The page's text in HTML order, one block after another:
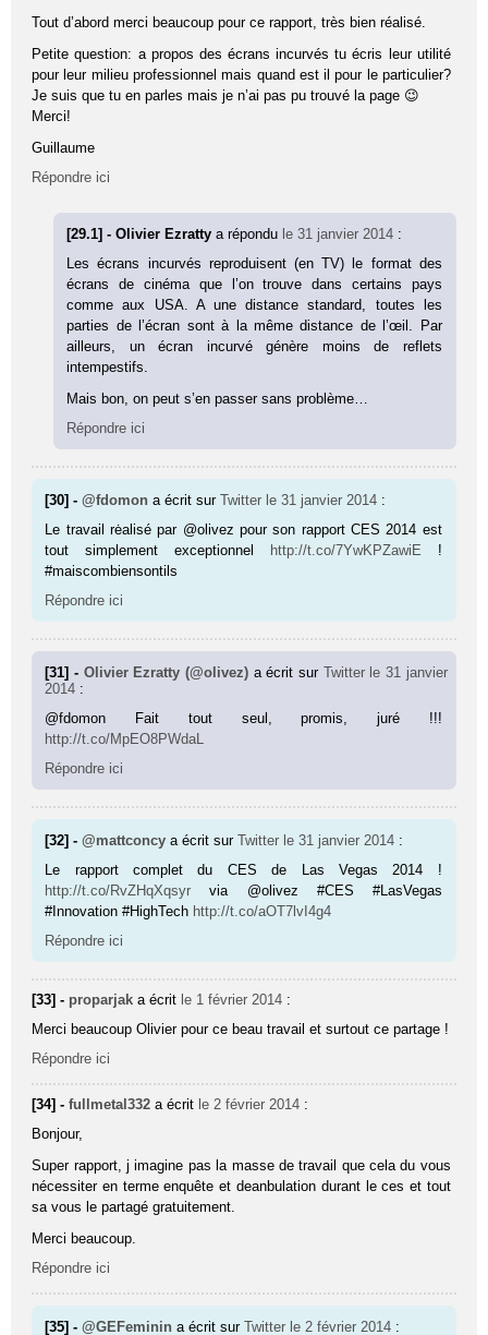
Tout d’abord merci beaucoup pour ce rapport, très bien réalisé.
Petite question: a propos des écrans incurvés tu écris leur utilité
pour leur milieu professionnel mais quand est il pour le particulier?
Je suis que tu en parles mais je n’ai pas pu trouvé la page 😉
Merci!
Guillaume
Répondre ici
[29.1] - Olivier Ezrattya répondu le 31 janvier 2014 :
Les écrans incurvés reproduisent (en TV) le format des
écrans de cinéma que l’on trouve dans certains pays
comme aux USA. A une distance standard, toutes les
parties de l’écran sont à la même distance de l’œil. Par
ailleurs, un écran incurvé génère moins de reflets
intempestifs.
Mais bon, on peut s’en passer sans problème…
Répondre ici
[30] -@fdomon a écrit surTwitter le 31 janvier 2014 :
Le travail rėalisé par @olivez pour son rapport CES 2014 est
tout simplement exceptionnel http://t.co/7YwKPZawiE !
#maiscombiensontils
Répondre ici
[31] - Olivier Ezratty (@olivez) a écrit sur Twitter le 31 janvier
2014 :
@fdomon Fait tout seul, promis, juré !!!
http://t.co/MpEO8PWdaL
Répondre ici
[32] -@mattconcy a écrit surTwitter le 31 janvier 2014 :
Le rapport complet du CES de Las Vegas 2014 !
http://t.co/RvZHqXqsyr via @olivez #CES #LasVegas
#Innovation #HighTech http://t.co/aOT7lvI4g4
Répondre ici
[33] - proparjak a écrit le 1 février 2014 :
Merci beaucoup Olivier pour ce beau travail et surtout ce partage !
Répondre ici
[34] -fullmetal332 a écrit le 2 février 2014 :
Bonjour,
Super rapport, j imagine pas la masse de travail que cela du vous
nécessiter en terme enquête et deanbulation durant le ces et tout
sa vous le partagé gratuitement.
Merci beaucoup.
Répondre ici
[35] -@GEFeminin a écrit surTwitter le 2 février 2014 :